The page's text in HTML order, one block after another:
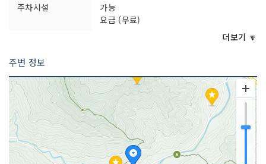
주차시설
가능
요금 (무료)
이용시간 상시 개방
더보기 🔽
주변 정보